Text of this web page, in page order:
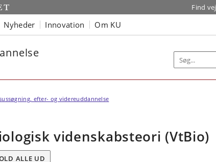
Find vej
Nyheder Innovation Om KU
efter- og videreuddannelse
videnskabsteori (VtBio)
ALLE UD